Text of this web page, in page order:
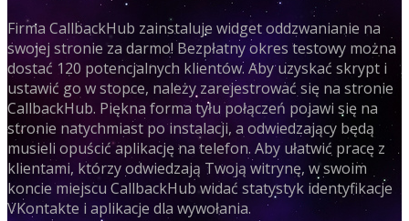
Firma CallbackHub zainstaluje widget oddzwanianie na
swojej stronie za darmo! Bezpłatny okres testowy można
dostać 120 potencjalnych klientów. Aby uzyskać skrypt i
ustawić go w stopce, należy zarejestrować się na stronie
CallbackHub. Piękna forma tyłu połączeń pojawi się na
stronie natychmiast po instalacji, a odwiedzający będą
musieli opuścić aplikację na telefon. Aby ułatwić pracę z
klientami, którzy odwiedzają Twoją witrynę, w swoim
koncie miejscu CallbackHub widać statystyk identyfikacje
VKontakte i aplikacje dla wywołania.